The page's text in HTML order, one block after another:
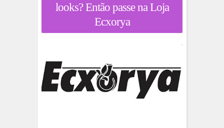
looks? Então passe na Loja
Ecxorya